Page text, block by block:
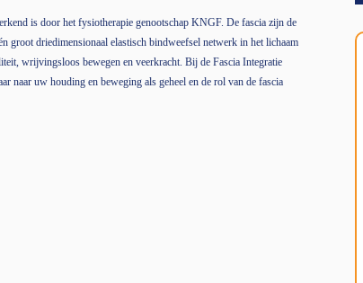
is door het fysiotherapie genootschap KNGF. De fascia zijn de
groot driedimensionaal elastisch bindweefsel netwerk in het lichaam
wrijvingsloos bewegen en veerkracht. Bij de Fascia Integratie
naar uw houding en beweging als geheel en de rol van de fascia